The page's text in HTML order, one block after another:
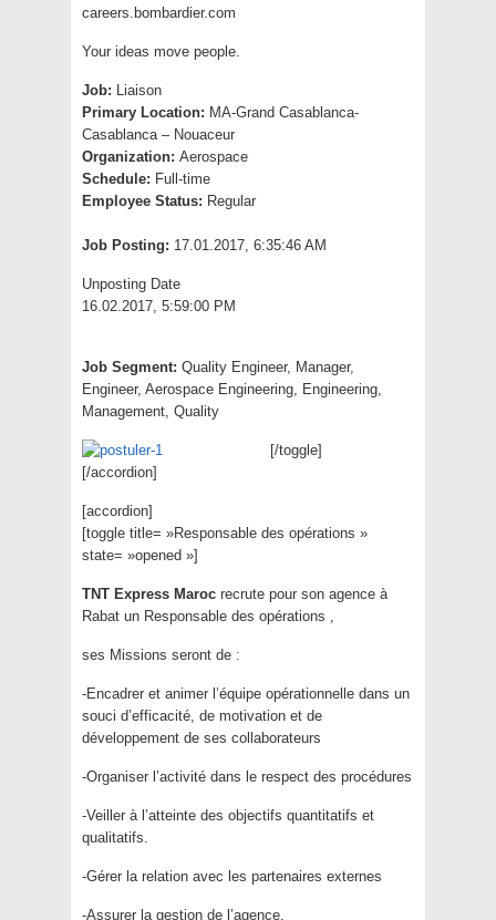
careers.bombardier.com
Your ideas move people.
Job: Liaison
Primary Location: MA-Grand Casablanca-
Casablanca – Nouaceur
Organization: Aerospace
Schedule: Full-time
Employee Status: Regular
Job Posting: 17.01.2017, 6:35:46 AM
Unposting Date
16.02.2017, 5:59:00 PM
Job Segment: Quality Engineer, Manager,
Engineer, Aerospace Engineering, Engineering,
Management, Quality
[/toggle]
[/accordion]
[accordion]
[toggle title= »Responsable des opérations »
state= »opened »]
TNT Express Maroc recrute pour son agence à
Rabat un Responsable des opérations ,
ses Missions seront de :
-Encadrer et animer l’équipe opérationnelle dans un
souci d’efficacité, de motivation et de
développement de ses collaborateurs
-Organiser l’activité dans le respect des procédures
-Veiller à l’atteinte des objectifs quantitatifs et
qualitatifs.
-Gérer la relation avec les partenaires externes
-Assurer la gestion de l’agence.